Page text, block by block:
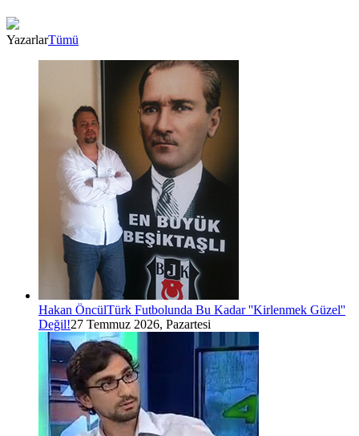
YazarlarTümü
Hakan ÖncülTürk Futbolunda Bu Kadar ''Kirlenmek Güzel''
Değil!27 Temmuz 2026, Pazartesi